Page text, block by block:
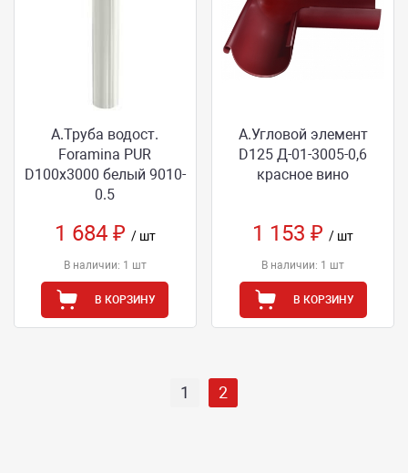
А.Труба водост.
Foramina PUR
D100х3000 белый 9010-
0.5
1 684 ₽ / шт
В наличии: 1 шт
В КОРЗИНУ
А.Угловой элемент
D125 Д-01-3005-0,6
красное вино
1 153 ₽/ шт
В наличии: 1 шт
В КОРЗИНУ
1 2